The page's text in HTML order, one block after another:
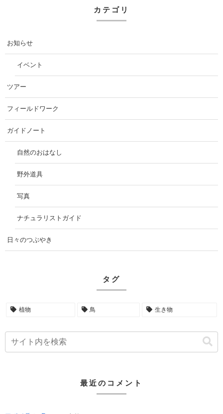
カテゴリ
お知らせ
イベント
ツアー
フィールドワーク
ガイドノート
自然のおはなし
野外道具
写真
ナチュラリストガイド
日々のつぶやき
タグ
植物 鳥 生き物
最近のコメント